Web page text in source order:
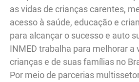
as vidas de crianças carentes,
acesso à saúde, educação e
para alcançar o sucesso e auto
INMED trabalha para melhorar a
crianças e de suas famílias no
Por meio de parcerias